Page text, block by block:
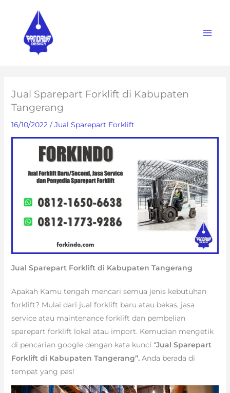
content
Jual Sparepart Forklift di Kabupaten
Tangerang
16/10/2022 / Jual Sparepart Forklift
Jual Sparepart Forklift di Kabupaten Tangerang
Apakah Kamu tengah mencari semua jenis kebutuhan
forklift? Mulai dari jual forklift baru atau bekas, jasa
service atau maintenance forklift dan pembelian
sparepart forklift lokal atau import. Kemudian mengetik
di pencarian google dengan kata kunci “Jual Sparepart
Forklift di Kabupaten Tangerang”. Anda berada di
tempat yang pas!